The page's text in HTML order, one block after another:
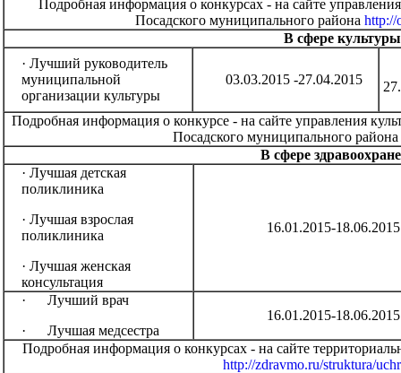
Подробная информация о конкурсах - на сайте
Посадского муниципального района http://
В сфере культуры
· Лучший руководитель
муниципальной
организации культуры
03.03.2015 -27.04.2015
Подробная информация о конкурсе - на сайте управления
Посадского муниципального района
В сфере
· Лучшая детская
поликлиника
· Лучшая взрослая
поликлиника
· Лучшая женская
консультация
16.01.2015-18.06.2015
· Лучший врач
· Лучшая медсестра
16.01.2015-18.06.2015
Подробная информация о конкурсах - на сайте
http://zdravmo.ru/struktura/